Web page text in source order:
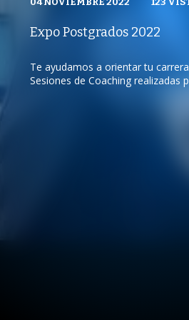
REPRODUCCIONES
VISTAS
Expo Postgrados 2022
Te ayudamos a orientar tu
Sesiones de Coaching realizadas
VISTAS